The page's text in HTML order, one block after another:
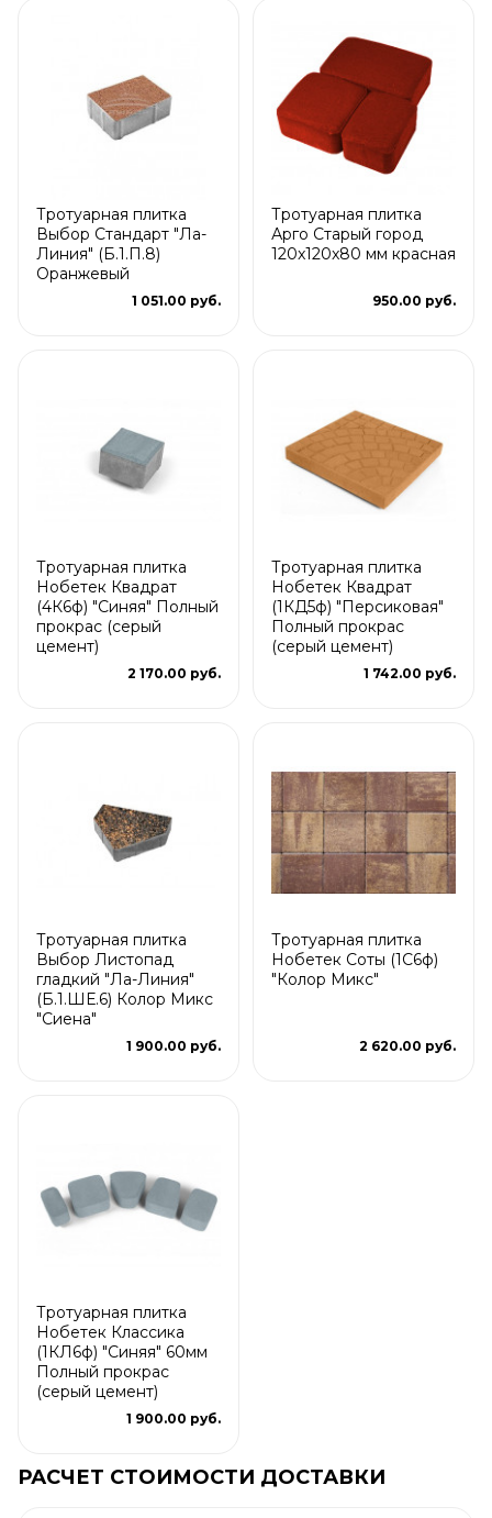
Тротуарная плитка
Выбор Стандарт "Ла-
Линия" (Б.1.П.8)
Оранжевый
1 051.00 руб.
Тротуарная плитка
Арго Старый город
120x120x80 мм красная
950.00 руб.
Тротуарная плитка
Нобетек Квадрат
(4К6ф) "Синяя" Полный
прокрас (серый
цемент)
2 170.00 руб.
Тротуарная плитка
Нобетек Квадрат
(1КД5ф) "Персиковая"
Полный прокрас
(серый цемент)
1 742.00 руб.
Тротуарная плитка
Выбор Листопад
гладкий "Ла-Линия"
(Б.1.ШЕ.6) Колор Микс
"Сиена"
1 900.00 руб.
Тротуарная плитка
Нобетек Соты (1С6ф)
"Колор Микс"
2 620.00 руб.
Тротуарная плитка
Нобетек Классика
(1КЛ6ф) "Синяя" 60мм
Полный прокрас
(серый цемент)
1 900.00 руб.
РАСЧЕТ СТОИМОСТИ ДОСТАВКИ